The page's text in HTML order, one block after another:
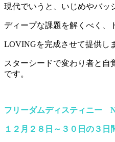
現代でいうと、いじめやバッ
ディープな課題を解くべく、
LOVINGを完成させて提供し
スターシードで変わり者と自
です。
フリーダムディスティニー
１２月２８日～３０日の３日